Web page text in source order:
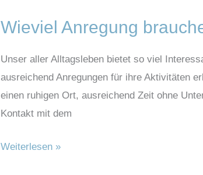
Wieviel Anregung
Unser aller Alltagsleben bietet so viel
ausreichend Anregungen für ihre Aktivitäten
einen ruhigen Ort, ausreichend Zeit ohne
Kontakt mit dem
Wieviel
brauchen
freilernende
Kinder?
Weiterlesen »